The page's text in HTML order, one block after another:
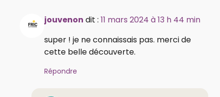
jouvenon dit : 11 mars 2024 à 13 h 44 min
super ! je ne connaissais pas. merci de
cette belle découverte.
Répondre